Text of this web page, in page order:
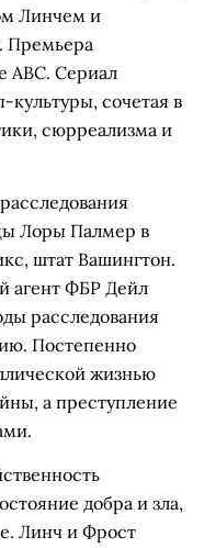
Линчем и
Премьера
ABC. Сериал
сочетая в
сюрреализма и
Лоры Палмер в
штат Вашингтон.
агент ФБР Дейл
расследования
Постепенно
жизнью
а преступление
добра и зла,
Линч и Фрост